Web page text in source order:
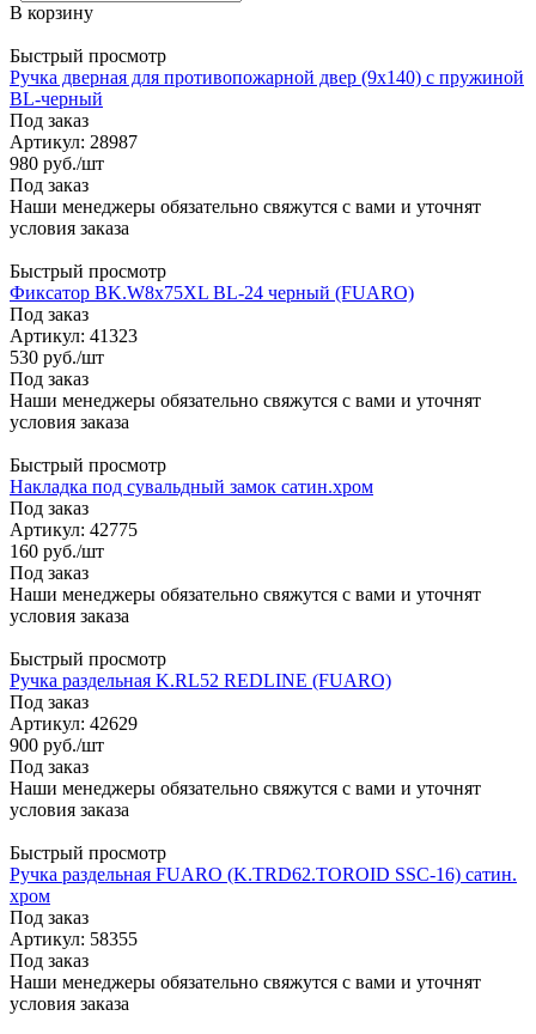
В корзину
Быстрый просмотр
Ручка дверная для противопожарной двер (9x140) с пружиной
BL-черный
Под заказ
Артикул: 28987
980 руб./шт
Под заказ
Наши менеджеры обязательно свяжутся с вами и уточнят
условия заказа
Быстрый просмотр
Фиксатор BK.W8x75XL BL-24 черный (FUARO)
Под заказ
Артикул: 41323
530 руб./шт
Под заказ
Наши менеджеры обязательно свяжутся с вами и уточнят
условия заказа
Быстрый просмотр
Накладка под сувальдный замок сатин.хром
Под заказ
Артикул: 42775
160 руб./шт
Под заказ
Наши менеджеры обязательно свяжутся с вами и уточнят
условия заказа
Быстрый просмотр
Ручка раздельная K.RL52 REDLINE (FUARO)
Под заказ
Артикул: 42629
900 руб./шт
Под заказ
Наши менеджеры обязательно свяжутся с вами и уточнят
условия заказа
Быстрый просмотр
Ручка раздельная FUARO (K.TRD62.TOROID SSC-16) сатин.
хром
Под заказ
Артикул: 58355
Под заказ
Наши менеджеры обязательно свяжутся с вами и уточнят
условия заказа